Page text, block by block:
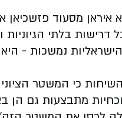
דיווחה בחדשות 12, כי נשיא
בלתי
נמשכות - היא
כי המשטר
מתבצעות גם הן